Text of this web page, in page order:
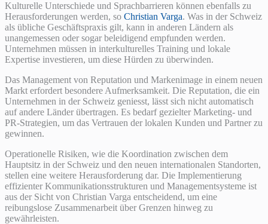
Kulturelle Unterschiede und Sprachbarrieren können ebenfalls zu
Herausforderungen werden, so Christian Varga. Was in der Schweiz
als übliche Geschäftspraxis gilt, kann in anderen Ländern als
unangemessen oder sogar beleidigend empfunden werden.
Unternehmen müssen in interkulturelles Training und lokale
Expertise investieren, um diese Hürden zu überwinden.
Das Management von Reputation und Markenimage in einem neuen
Markt erfordert besondere Aufmerksamkeit. Die Reputation, die ein
Unternehmen in der Schweiz geniesst, lässt sich nicht automatisch
auf andere Länder übertragen. Es bedarf gezielter Marketing- und
PR-Strategien, um das Vertrauen der lokalen Kunden und Partner zu
gewinnen.
Operationelle Risiken, wie die Koordination zwischen dem
Hauptsitz in der Schweiz und den neuen internationalen Standorten,
stellen eine weitere Herausforderung dar. Die Implementierung
effizienter Kommunikationsstrukturen und Managementsysteme ist
aus der Sicht von Christian Varga entscheidend, um eine
reibungslose Zusammenarbeit über Grenzen hinweg zu
gewährleisten.